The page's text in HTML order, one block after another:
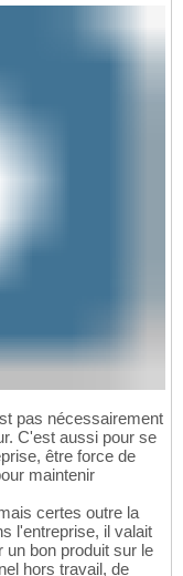
pas nécessairement
C'est aussi pour se
être force de
maintenir
certes outre la
l'entreprise, il valait
un bon produit sur le
hors travail, de